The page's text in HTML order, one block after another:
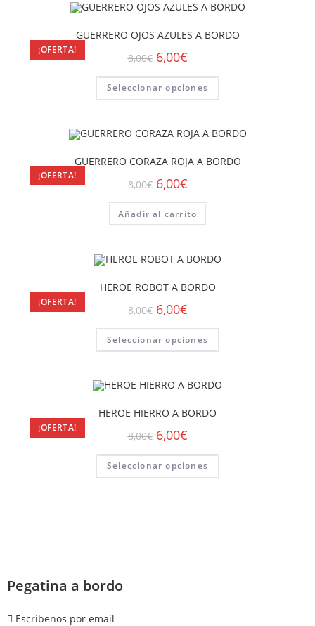
¡OFERTA!
GUERRERO OJOS AZULES A BORDO
8,00€ 6,00€
Seleccionar opciones
¡OFERTA!
GUERRERO CORAZA ROJA A BORDO
8,00€ 6,00€
Añadir al carrito
¡OFERTA!
HEROE ROBOT A BORDO
8,00€ 6,00€
Seleccionar opciones
¡OFERTA!
HEROE HIERRO A BORDO
8,00€ 6,00€
Seleccionar opciones
Pegatina a bordo
Escríbenos por email